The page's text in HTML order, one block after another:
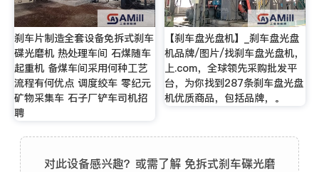
刹车片制造全套设备免拆式刹车
碟光磨机 热处理车间 石煤随车
起重机 备煤车间采用何种工艺
流程有何优点 调度绞车 零纪元
矿物采集车 石子厂铲车司机招
聘
【刹车盘光盘机】_刹车盘光盘
机品牌/图片/找刹车盘光盘机，
上.com，全球领先采购批发平
台，为你找到287条刹车盘光盘
机优质商品，包括品牌，。
对此设备感兴趣？或需了解 免拆式刹车碟光磨